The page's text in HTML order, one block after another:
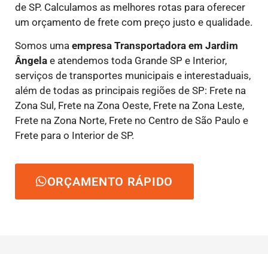
de SP. Calculamos as melhores rotas para oferecer
um orçamento de frete com preço justo e qualidade.
Somos uma empresa Transportadora em Jardim
Ângela e atendemos toda Grande SP e Interior,
serviços de transportes municipais e interestaduais,
além de todas as principais regiões de SP: Frete na
Zona Sul, Frete na Zona Oeste, Frete na Zona Leste,
Frete na Zona Norte, Frete no Centro de São Paulo e
Frete para o Interior de SP.
ORÇAMENTO RÁPIDO